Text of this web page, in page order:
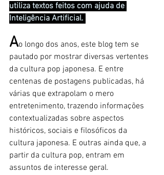
utiliza textos feitos com ajuda de
Inteligência Artificial.
Ao longo dos anos, este blog tem se
pautado por mostrar diversas vertentes
da cultura pop japonesa. E entre
centenas de postagens publicadas, há
várias que extrapolam o mero
entretenimento, trazendo informações
contextualizadas sobre aspectos
históricos, sociais e filosóficos da
cultura japonesa. E outras ainda que, a
partir da cultura pop, entram em
assuntos de interesse geral.